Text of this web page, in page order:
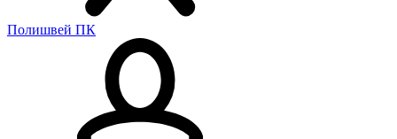
Полишвей ПК